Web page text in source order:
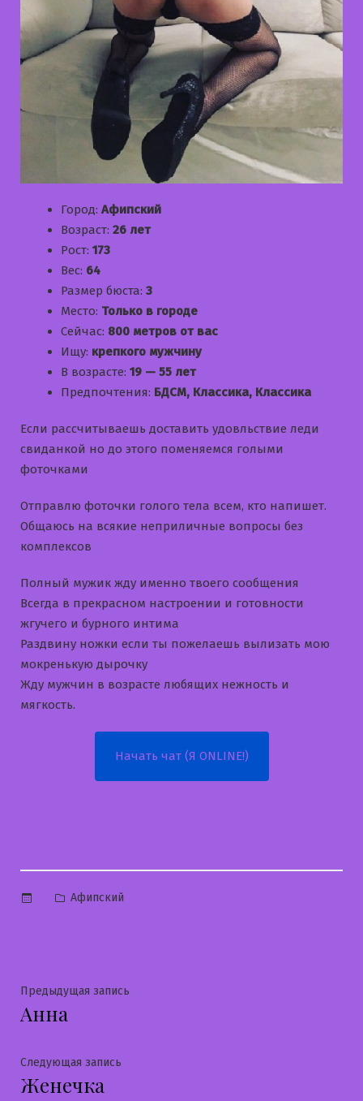
Город: Афипский
Возраст: 26 лет
Рост: 173
Вес: 64
Размер бюста: 3
Место: Только в городе
Сейчас: 800 метров от вас
Ищу: крепкого мужчину
В возрасте: 19 — 55 лет
Предпочтения: БДСМ, Классика, Классика
Если рассчитываешь доставить удовльствие леди
свиданкой но до этого поменяемся голыми
фоточками
Отправлю фоточки голого тела всем, кто напишет.
Общаюсь на всякие неприличные вопросы без
комплексов
Полный мужик жду именно твоего сообщения
Всегда в прекрасном настроении и готовности
жгучего и бурного интима
Раздвину ножки если ты пожелаешь вылизать мою
мокренькую дырочку
Жду мужчин в возрасте любящих нежность и
мягкость.
Начать чат (Я ONLINE!)
Опубликовано
Афипский
Навигация
по
записям
Предыдущая запись
Анна
Следующая запись
Женечка